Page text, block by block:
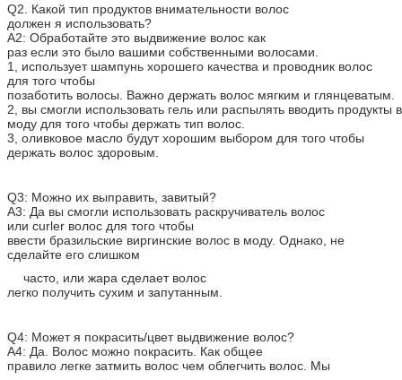
Q2. Какой тип продуктов внимательности волос
должен я использовать?
A2: Обработайте это выдвижение волос как
раз если это было вашими собственными волосами.
1, использует шампунь хорошего качества и проводник волос
для того чтобы
позаботить волосы. Важно держать волос мягким и глянцеватым.
2, вы смогли использовать гель или распылять вводить продукты в
моду для того чтобы держать тип волос.
3, оливковое масло будут хорошим выбором для того чтобы
держать волос здоровым.
Q3: Можно их выправить, завитый?
A3: Да вы смогли использовать раскручиватель волос
или curler волос для того чтобы
ввести бразильские виргинские волос в моду. Однако, не
сделайте его слишком
часто, или жара сделает волос
легко получить сухим и запутанным.
Q4: Может я покрасить/цвет выдвижение волос?
A4: Да. Волос можно покрасить. Как общее
правило легке затмить волос чем облегчить волос. Мы